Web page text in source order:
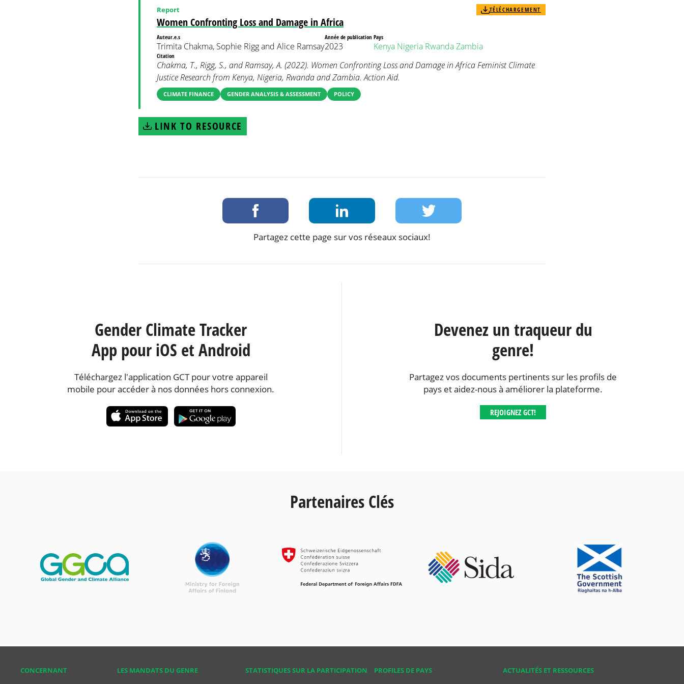
Women Confronting Loss and Damage in Africa
Report TÉLÉCHARGEMENT
Auteur.e.s
Trimita Chakma, Sophie Rigg and Alice Ramsay
Année de publication
2023
Pays
Kenya Nigeria RwandaZambia
Citation
Chakma, T., Rigg, S., and Ramsay, A. (2022). Women Confronting Loss and Damage in Africa Feminist Climate
Justice Research from Kenya, Nigeria, Rwanda and Zambia. Action Aid.
CLIMATE FINANCE GENDER ANALYSIS & ASSESSMENT POLICY
LINK TO RESOURCE
Partagez cette page sur vos réseaux sociaux!
Gender Climate Tracker
App pour iOS et Android
Téléchargez l'application GCT pour votre appareil
mobile pour accéder à nos données hors connexion.
Devenez un traqueur du
genre!
Partagez vos documents pertinents sur les profils de
pays et aidez-nous à améliorer la plateforme.
REJOIGNEZ GCT!
Partenaires Clés
CONCER­NANT
ACTUALITÉS ET RESSOURCES
LES MANDATS DU GENRE
STATISTIQUES SUR LA PARTICIPATION
PROFILES DE PAYS